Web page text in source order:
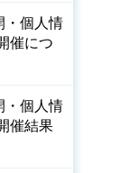
・個人情
催につ
・個人情
催結果